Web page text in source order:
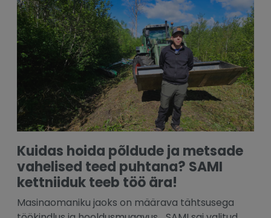
Kuidas hoida põldude ja metsade
vahelised teed puhtana? SAMI
kettniiduk teeb töö ära!
Masinaomaniku jaoks on määrava tähtsusega